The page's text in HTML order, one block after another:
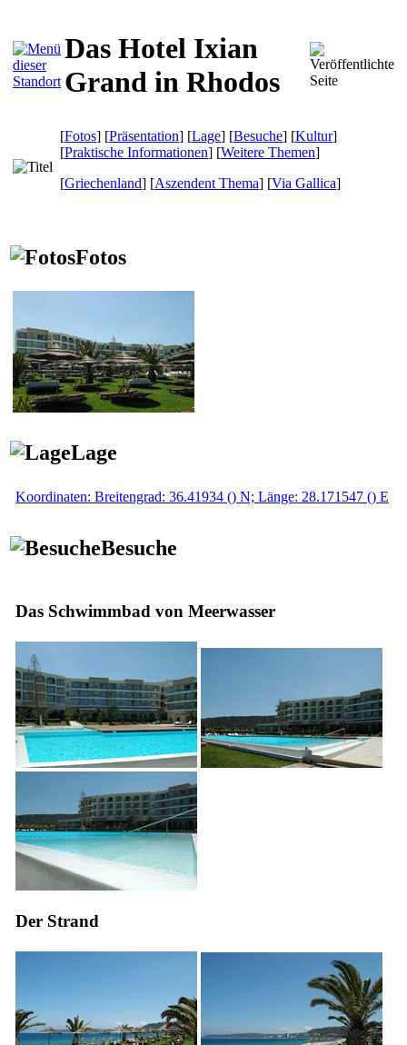
Das Hotel Ixian
Grand in Rhodos
[Fotos] [Präsentation] [Lage] [Besuche] [Kultur]
[Praktische Informationen] [Weitere Themen]
[Griechenland] [Aszendent Thema] [Via Gallica]
Fotos
Lage
Koordinaten: Breitengrad: 36.41934 () N; Länge: 28.171547 () E
Besuche
Das Schwimmbad von Meerwasser
Der Strand